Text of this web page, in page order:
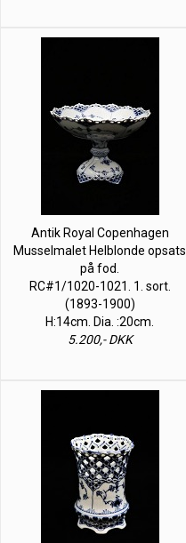
Antik Royal Copenhagen
Musselmalet Helblonde opsats
på fod.
RC#1/1020-1021. 1. sort.
(1893-1900)
H:14cm. Dia. :20cm.
5.200,- DKK